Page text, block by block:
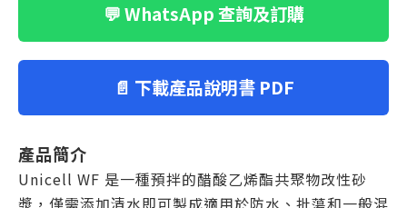
💬 WhatsApp 查詢及訂購
📄 下載產品說明書 PDF
產品簡介
Unicell WF 是一種預拌的醋酸乙烯酯共聚物改性砂
漿，僅需添加清水即可製成適用於防水、批蕩和一般混